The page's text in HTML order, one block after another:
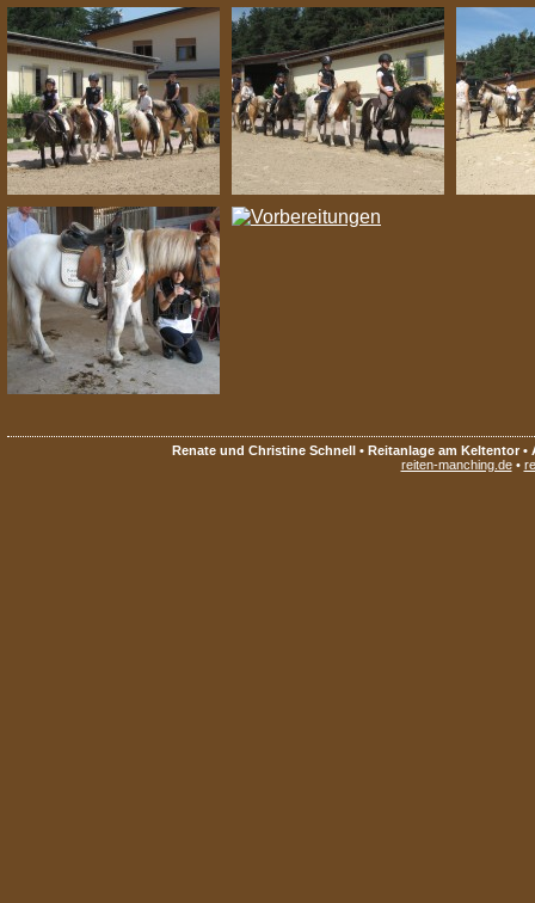
Renate und Christine Schnell • Reitanlage am Keltentor •
reiten-manching.de•